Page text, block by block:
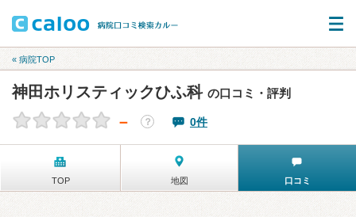
« 病院TOP
神田ホリスティックひふ科 の口コミ・評判
－ ？ 0件
TOP 地図 口コミ